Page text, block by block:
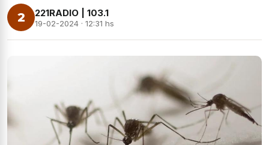
2 221RADIO | 103.1
19-02-2024 · 12:31 hs